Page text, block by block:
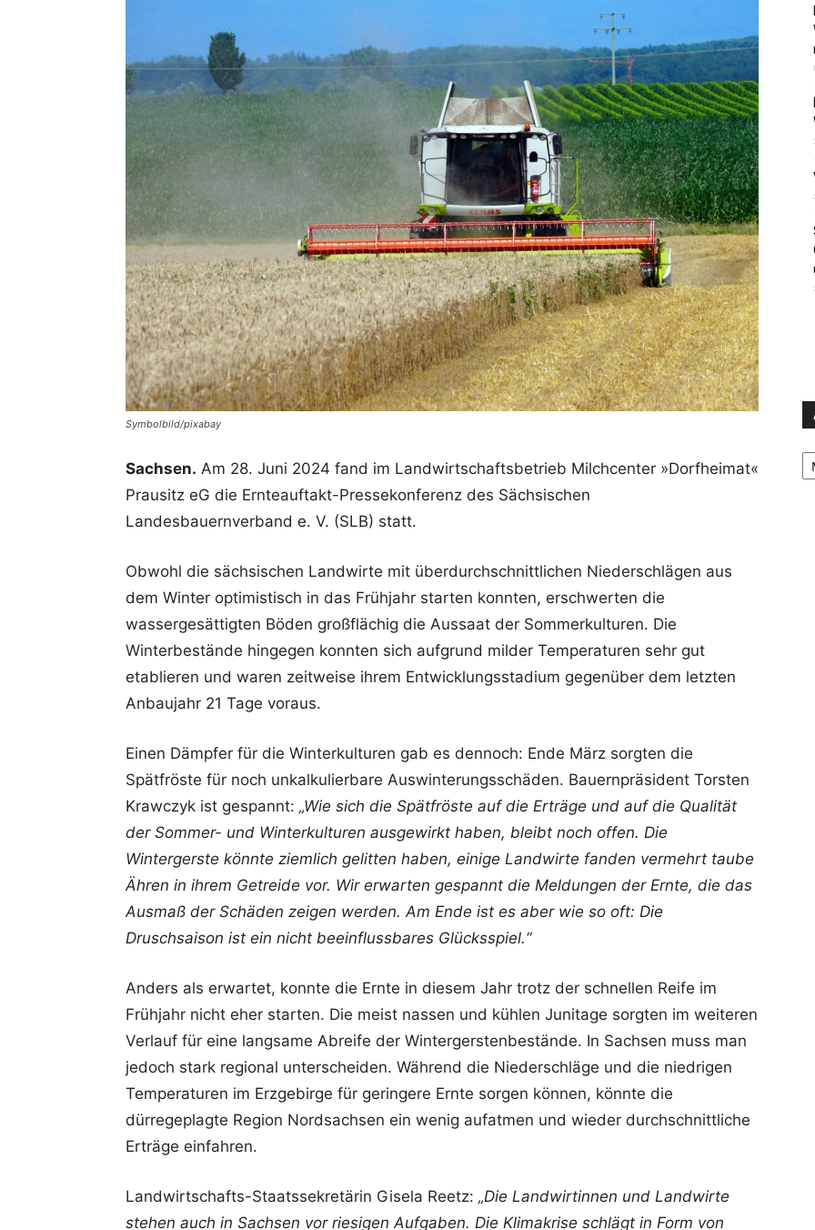
Symbolbild/pixabay
Sachsen. Am 28. Juni 2024 fand im Landwirtschaftsbetrieb Milchcenter »Dorfheimat«
Prausitz eG die Ernteauftakt-Pressekonferenz des Sächsischen
Landesbauernverband e. V. (SLB) statt.
Obwohl die sächsischen Landwirte mit überdurchschnittlichen Niederschlägen aus
dem Winter optimistisch in das Frühjahr starten konnten, erschwerten die
wassergesättigten Böden großflächig die Aussaat der Sommerkulturen. Die
Winterbestände hingegen konnten sich aufgrund milder Temperaturen sehr gut
etablieren und waren zeitweise ihrem Entwicklungsstadium gegenüber dem letzten
Anbaujahr 21 Tage voraus.
Einen Dämpfer für die Winterkulturen gab es dennoch: Ende März sorgten die
Spätfröste für noch unkalkulierbare Auswinterungsschäden. Bauernpräsident Torsten
Krawczyk ist gespannt: „Wie sich die Spätfröste auf die Erträge und auf die Qualität
der Sommer- und Winterkulturen ausgewirkt haben, bleibt noch offen. Die
Wintergerste könnte ziemlich gelitten haben, einige Landwirte fanden vermehrt taube
Ähren in ihrem Getreide vor. Wir erwarten gespannt die Meldungen der Ernte, die das
Ausmaß der Schäden zeigen werden. Am Ende ist es aber wie so oft: Die
Druschsaison ist ein nicht beeinflussbares Glücksspiel.“
Anders als erwartet, konnte die Ernte in diesem Jahr trotz der schnellen Reife im
Frühjahr nicht eher starten. Die meist nassen und kühlen Junitage sorgten im weiteren
Verlauf für eine langsame Abreife der Wintergerstenbestände. In Sachsen muss man
jedoch stark regional unterscheiden. Während die Niederschläge und die niedrigen
Temperaturen im Erzgebirge für geringere Ernte sorgen können, könnte die
dürregeplagte Region Nordsachsen ein wenig aufatmen und wieder durchschnittliche
Erträge einfahren.
Landwirtschafts-Staatssekretärin Gisela Reetz: „Die Landwirtinnen und Landwirte
stehen auch in Sachsen vor riesigen Aufgaben. Die Klimakrise schlägt in Form von